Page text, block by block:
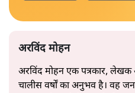
अरविंद मोहन
अरविंद मोहन एक पत्रकार,
चालीस वर्षों का अनुभव है। वह